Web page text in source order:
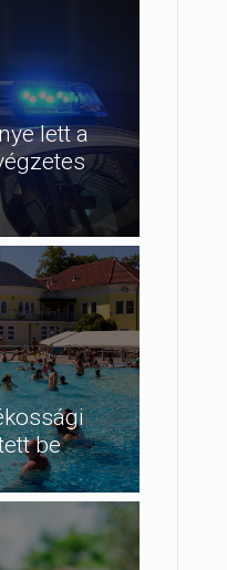
lett a
be